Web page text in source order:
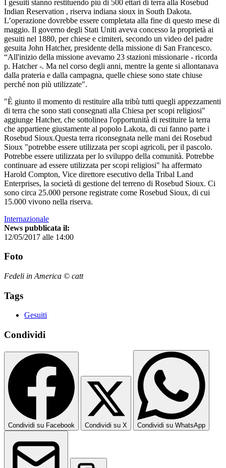
I gesuiti stanno restituendo più di 500 ettari di terra alla Rosebud
Indian Reservation , riserva indiana sioux in South Dakota.
L’operazione dovrebbe essere completata alla fine di questo mese di
maggio. Il governo degli Stati Uniti aveva concesso la proprietà ai
gesuiti nel 1880, per chiese e cimiteri, secondo un video del padre
gesuita John Hatcher, presidente della missione di San Francesco.
“All'inizio della missione avevamo 23 stazioni missionarie - ricorda
p. Hatcher -. Ma nel corso degli anni, mentre la gente si allontanava
dalla prateria e dalla campagna, quelle chiese sono state chiuse
perché non più utilizzate".
"È giunto il momento di restituire alla tribù tutti quegli appezzamenti
di terra che sono stati consegnati alla Chiesa per scopi religiosi"
aggiunge Hatcher, che sottolinea l'opportunità di restituire la terra
che appartiene giustamente al popolo Lakota, di cui fanno parte i
Rosebud Sioux.Questa terra riconsegnata nelle mani dei Rosebud
Sioux "potrebbe essere utilizzata per scopi agricoli, per il pascolo.
Potrebbe essere utilizzata per lo sviluppo della comunità. Potrebbe
continuare ad essere utilizzata per scopi religiosi" ha affermato
Harold Compton, Vice direttore esecutivo della Tribal Land
Enterprises, la società di gestione del terreno di Rosebud Sioux. Ci
sono circa 25.000 persone registrate come Rosebud Sioux, di cui
15.000 vivono nella riserva.
Internazionale
News pubblicata il:
12/05/2017 alle 14:00
Foto
Fedeli in America © catt
Tags
Gesuiti
Condividi
Condividi su Facebook Condividi su X Condividi su WhatsApp